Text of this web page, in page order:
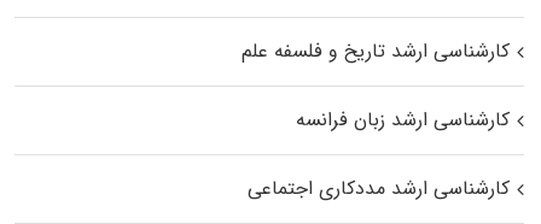
کارشناسی ارشد تاریخ و فلسفه علم
کارشناسی ارشد زبان فرانسه
کارشناسی ارشد مددکاری اجتماعی